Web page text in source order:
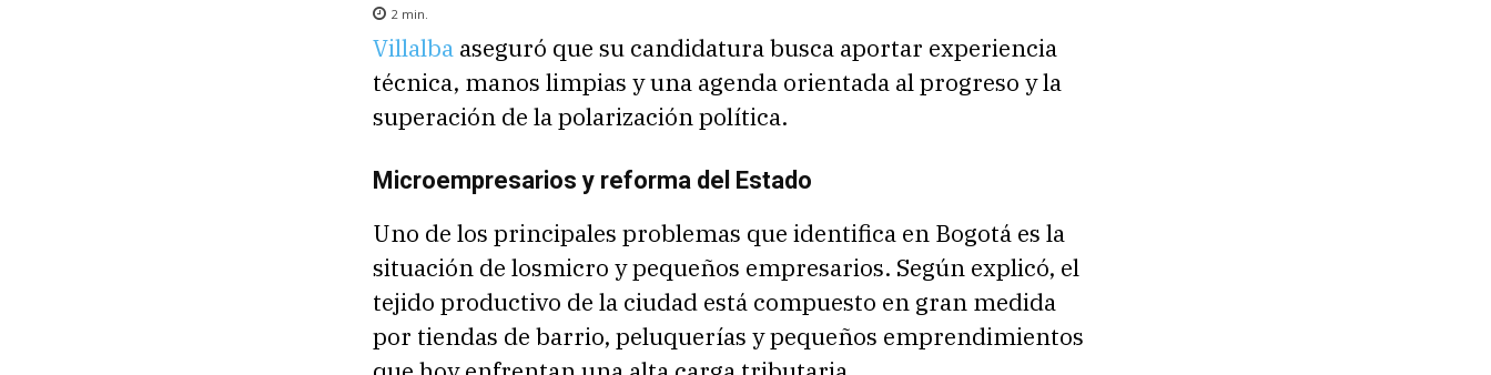
2 min.
Villalba aseguró que su candidatura busca aportar experiencia
técnica, manos limpias y una agenda orientada al progreso y la
superación de la polarización política.
Microempresarios y reforma del Estado
Uno de los principales problemas que identifica en Bogotá es la
situación de losmicro y pequeños empresarios. Según explicó, el
tejido productivo de la ciudad está compuesto en gran medida
por tiendas de barrio, peluquerías y pequeños emprendimientos